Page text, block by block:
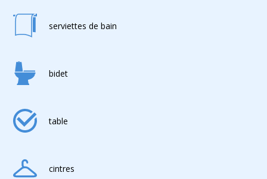
serviettes de bain
bidet
table
cintres